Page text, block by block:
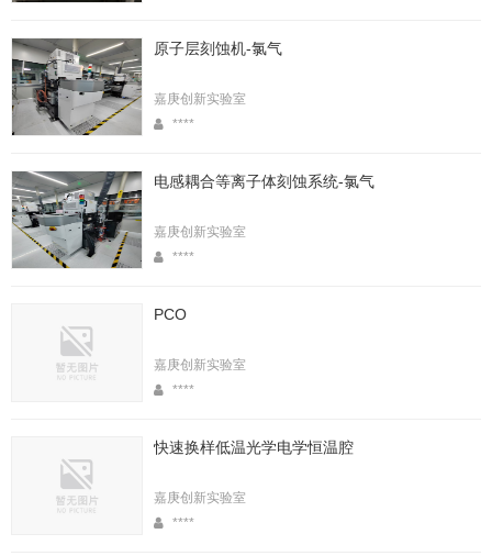
原子层刻蚀机-氯气
嘉庚创新实验室
****
电感耦合等离子体刻蚀系统-氯气
嘉庚创新实验室
****
PCO
嘉庚创新实验室
****
快速换样低温光学电学恒温腔
嘉庚创新实验室
****